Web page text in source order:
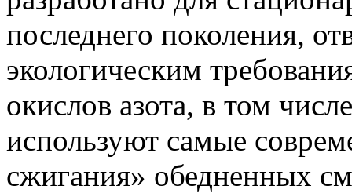
последнего поколения,
экологическим
окислов азота, в том
используют самые
сжигания» обедненных